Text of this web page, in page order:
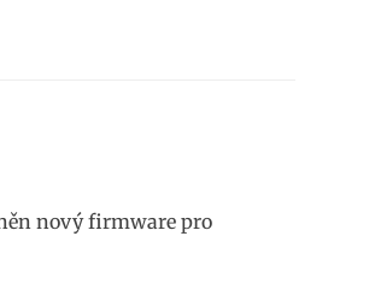
nový firmware pro